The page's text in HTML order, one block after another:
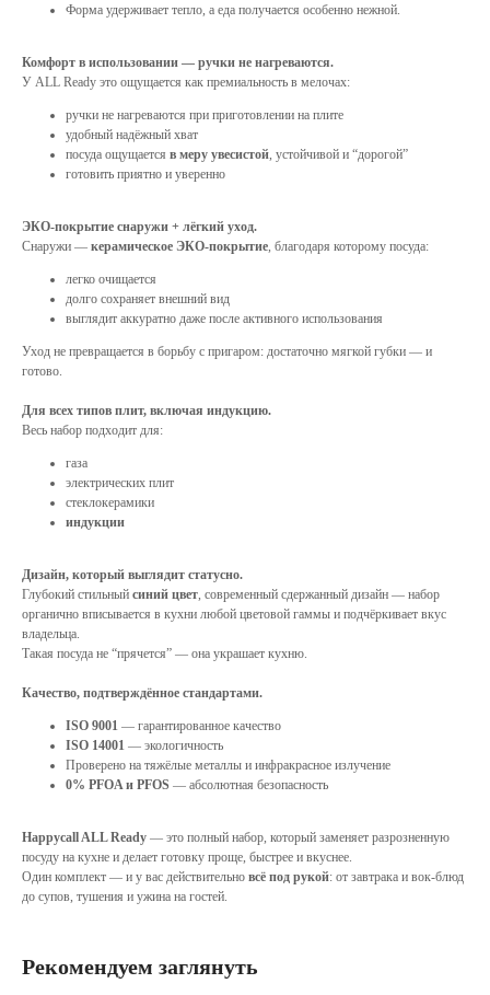
Форма удерживает тепло, а еда получается особенно нежной.
Комфорт в использовании — ручки не нагреваются.
У ALL Ready это ощущается как премиальность в мелочах:
ручки не нагреваются при приготовлении на плите
удобный надёжный хват
посуда ощущается в меру увесистой, устойчивой и “дорогой”
готовить приятно и уверенно
ЭКО-покрытие снаружи + лёгкий уход.
Снаружи — керамическое ЭКО-покрытие, благодаря которому посуда:
легко очищается
долго сохраняет внешний вид
выглядит аккуратно даже после активного использования
Уход не превращается в борьбу с пригаром: достаточно мягкой губки — и
готово.
Для всех типов плит, включая индукцию.
Весь набор подходит для:
газа
электрических плит
стеклокерамики
индукции
Дизайн, который выглядит статусно.
Глубокий стильный синий цвет, современный сдержанный дизайн — набор
органично вписывается в кухни любой цветовой гаммы и подчёркивает вкус
владельца.
Такая посуда не “прячется” — она украшает кухню.
Качество, подтверждённое стандартами.
ISO 9001 — гарантированное качество
ISO 14001 — экологичность
Проверено на тяжёлые металлы и инфракрасное излучение
0% PFOA и PFOS — абсолютная безопасность
Happycall ALL Ready — это полный набор, который заменяет разрозненную
посуду на кухне и делает готовку проще, быстрее и вкуснее.
Один комплект — и у вас действительно всё под рукой: от завтрака и вок-блюд
до супов, тушения и ужина на гостей.
Рекомендуем заглянуть